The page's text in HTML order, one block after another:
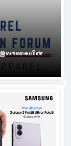
இலங்கையின்